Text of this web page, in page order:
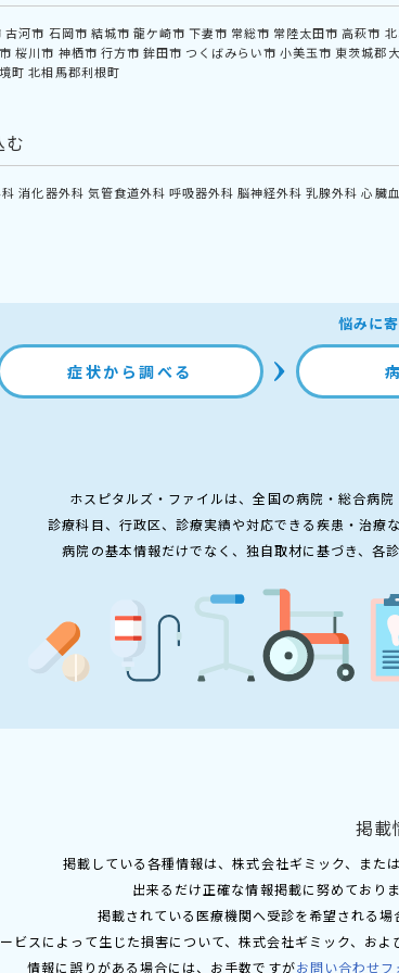
古河市 石岡市 結城市 龍ケ崎市 下妻市 常総市 常陸太田市 高萩市
桜川市 神栖市 行方市 鉾田市 つくばみらい市 小美玉市 東茨城郡
町 北相馬郡利根町
消化器外科 気管食道外科 呼吸器外科 脳神経外科 乳腺外科 心臓
悩みに
症状から調べる
ホスピタルズ・ファイルは、全国の病院・総合病
診療科目、行政区、診療実績や対応できる疾患・治療
病院の基本情報だけでなく、独自取材に基づき、各
掲載
掲載している各種情報は、株式会社ギミック、また
出来るだけ正確な情報掲載に努めており
掲載されている医療機関へ受診を希望される
ビスによって生じた損害について、株式会社ギミック、お
情報に誤りがある場合には、お手数ですがお問い合わせフ